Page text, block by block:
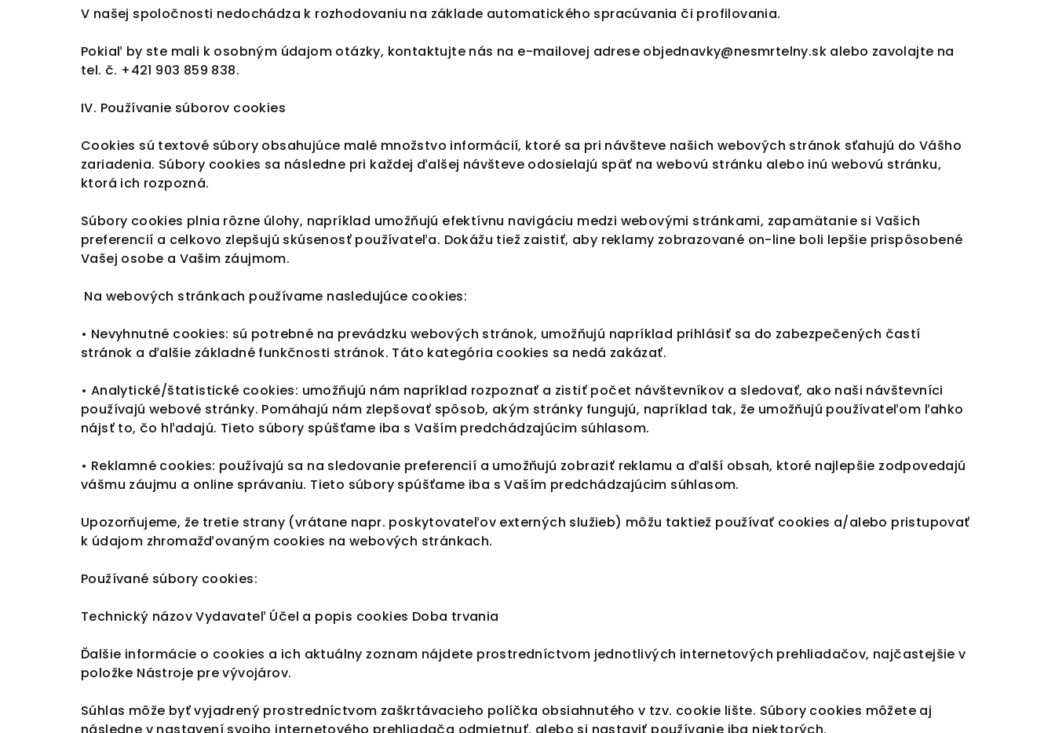
V našej spoločnosti nedochádza k rozhodovaniu na základe automatického spracúvania či profilovania.
Pokiaľ by ste mali k osobným údajom otázky, kontaktujte nás na e-mailovej adrese objednavky@nesmrtelny.sk alebo zavolajte na
tel. č. +421 903 859 838.
IV. Používanie súborov cookies
Cookies sú textové súbory obsahujúce malé množstvo informácií, ktoré sa pri návšteve našich webových stránok sťahujú do Vášho
zariadenia. Súbory cookies sa následne pri každej ďalšej návšteve odosielajú späť na webovú stránku alebo inú webovú stránku,
ktorá ich rozpozná.
Súbory cookies plnia rôzne úlohy, napríklad umožňujú efektívnu navigáciu medzi webovými stránkami, zapamätanie si Vašich
preferencií a celkovo zlepšujú skúsenosť používateľa. Dokážu tiež zaistiť, aby reklamy zobrazované on-line boli lepšie prispôsobené
Vašej osobe a Vašim záujmom.
Na webových stránkach používame nasledujúce cookies:
• Nevyhnutné cookies: sú potrebné na prevádzku webových stránok, umožňujú napríklad prihlásiť sa do zabezpečených častí
stránok a ďalšie základné funkčnosti stránok. Táto kategória cookies sa nedá zakázať.
• Analytické/štatistické cookies: umožňujú nám napríklad rozpoznať a zistiť počet návštevníkov a sledovať, ako naši návštevníci
používajú webové stránky. Pomáhajú nám zlepšovať spôsob, akým stránky fungujú, napríklad tak, že umožňujú používateľom ľahko
nájsť to, čo hľadajú. Tieto súbory spúšťame iba s Vaším predchádzajúcim súhlasom.
• Reklamné cookies: používajú sa na sledovanie preferencií a umožňujú zobraziť reklamu a ďalší obsah, ktoré najlepšie zodpovedajú
vášmu záujmu a online správaniu. Tieto súbory spúšťame iba s Vaším predchádzajúcim súhlasom.
Upozorňujeme, že tretie strany (vrátane napr. poskytovateľov externých služieb) môžu taktiež používať cookies a/alebo pristupovať
k údajom zhromažďovaným cookies na webových stránkach.
Používané súbory cookies:
Technický názov Vydavateľ Účel a popis cookies Doba trvania
Ďalšie informácie o cookies a ich aktuálny zoznam nájdete prostredníctvom jednotlivých internetových prehliadačov, najčastejšie v
položke Nástroje pre vývojárov.
Súhlas môže byť vyjadrený prostredníctvom zaškrtávacieho políčka obsiahnutého v tzv. cookie lište. Súbory cookies môžete aj